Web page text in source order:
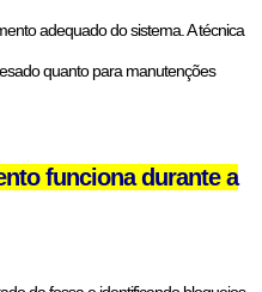
adequado do sistema. A técnica
quanto para manutenções
funciona durante a